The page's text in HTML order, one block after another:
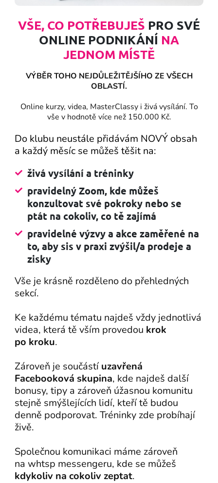
VŠE, CO POTŘEBUJEŠ PRO SVÉ
ONLINE PODNIKÁNÍ NA
JEDNOM MÍSTĚ
VÝBĚR TOHO NEJDŮLEŽITĚJŠÍHO ZE VŠECH
OBLASTÍ.
Online kurzy, videa, MasterClassy i živá vysílání. To
vše v hodnotě více než 150.000 Kč.
Do klubu neustále přidávám NOVÝ obsah
a každý měsíc se můžeš těšit na:
živá vysílání a tréninky
pravidelný Zoom, kde můžeš
konzultovat své pokroky nebo se
ptát na cokoliv, co tě zajímá
pravidelné výzvy a akce zaměřené na
to, aby sis v praxi zvýšil/a prodeje a
zisky
Vše je krásně rozděleno do přehledných
sekcí.
Ke každému tématu najdeš vždy jednotlivá
videa, která tě vším provedou krok
po kroku.
Zároveň je součástí uzavřená
Facebooková skupina, kde najdeš další
bonusy, tipy a zároveň úžasnou komunitu
stejně smýšlejících lidí, kteří tě budou
denně podporovat. Tréninky zde probíhají
živě.
Společnou komunikaci máme zároveň
na whtsp messengeru, kde se můžeš
kdykoliv na cokoliv zeptat.